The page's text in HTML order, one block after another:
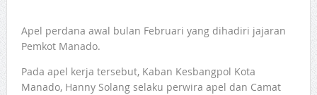
Apel perdana awal bulan Februari yang dihadiri jajaran
Pemkot Manado.
Pada apel kerja tersebut, Kaban Kesbangpol Kota
Manado, Hanny Solang selaku perwira apel dan Camat